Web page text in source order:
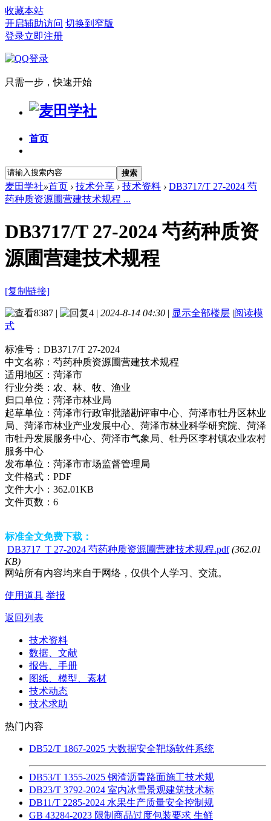
收藏本站
开启辅助访问 切换到窄版
登录立即注册
只需一步，快速开始
首页
搜索
麦田学社»首页 › 技术分享 › 技术资料 › DB3717/T 27-2024 芍
药种质资源圃营建技术规程 ...
DB3717/T 27-2024 芍药种质资
源圃营建技术规程
[复制链接]
8387 | 4 | 2024-8-14 04:30 | 显示全部楼层 |阅读模
式
标准号： DB3717/T 27-2024
中文名称： 芍药种质资源圃营建技术规程
适用地区： 菏泽市
行业分类： 农、林、牧、渔业
归口单位： 菏泽市林业局
起草单位： 菏泽市行政审批踏勘评审中心、菏泽市牡丹区林业
局、菏泽市林业产业发展中心、菏泽市林业科学研究院、菏泽
市牡丹发展服务中心、菏泽市气象局、牡丹区李村镇农业农村
服务中心
发布单位： 菏泽市市场监督管理局
文件格式： PDF
文件大小： 362.01KB
文件页数： 6
标准全文免费下载：
DB3717_T 27-2024 芍药种质资源圃营建技术规程.pdf (362.01
KB)
网站所有内容均来自于网络，仅供个人学习、交流。
使用道具 举报
返回列表
技术资料
数据、文献
报告、手册
图纸、模型、素材
技术动态
技术求助
热门内容
DB52/T 1867-2025 大数据安全靶场软件系统
DB53/T 1355-2025 钢渣沥青路面施工技术规
DB23/T 3792-2024 室内冰雪景观建筑技术标
DB11/T 2285-2024 水果生产质量安全控制规
GB 43284-2023 限制商品过度包装要求 生鲜